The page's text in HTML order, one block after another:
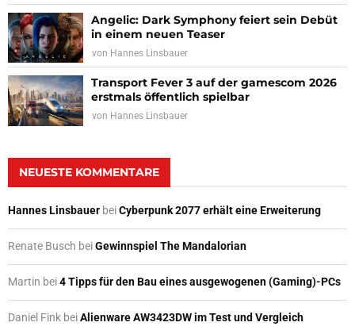
Angelic: Dark Symphony feiert sein Debüt
in einem neuen Teaser
von Hannes Linsbauer
Transport Fever 3 auf der gamescom 2026
erstmals öffentlich spielbar
von Hannes Linsbauer
NEUESTE KOMMENTARE
Hannes Linsbauer beiCyberpunk 2077 erhält eine Erweiterung
Renate Busch beiGewinnspiel The Mandalorian
Martin bei4 Tipps für den Bau eines ausgewogenen (Gaming)-PCs
Daniel Fink beiAlienware AW3423DW im Test und Vergleich